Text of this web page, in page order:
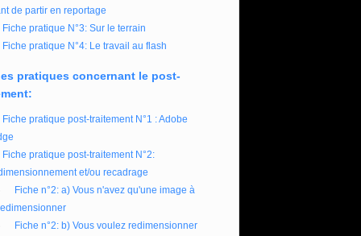
de partir en reportage
Fiche pratique N°3: Sur le terrain
Fiche pratique N°4: Le travail au flash
pratiques concernant le post-
Fiche pratique post-traitement N°1 : Adobe
Fiche pratique post-traitement N°2:
et/ou recadrage
Fiche n°2: a) Vous n'avez qu'une image à
Fiche n°2: b) Vous voulez redimensionner